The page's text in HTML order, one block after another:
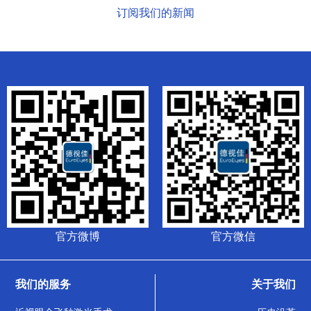
订阅我们的新闻
官方微博 官方微信
我们的服务 关于我们